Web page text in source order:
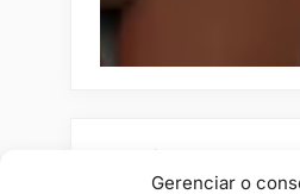
Gerenciar o
Pesquisar